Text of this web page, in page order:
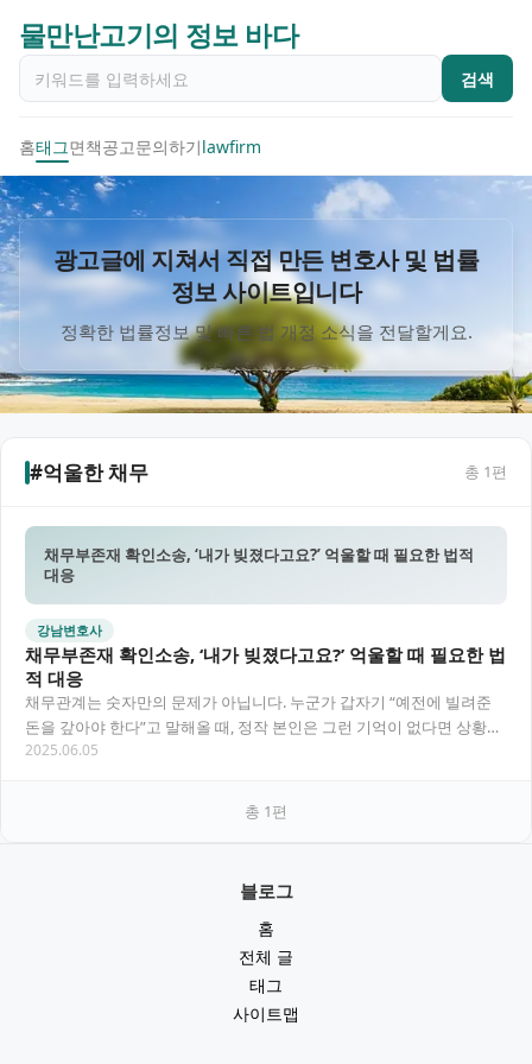
물만난고기의 정보 바다
검색
홈태그면책공고문의하기lawfirm
광고글에 지쳐서 직접 만든 변호사 및 법률
정보 사이트입니다
정확한 법률정보 및 빠른 법 개정 소식을 전달할게요.
#억울한 채무 총 1편
채무부존재 확인소송, ‘내가 빚졌다고요?’ 억울할 때 필요한 법적
대응
강남변호사
채무부존재 확인소송, ‘내가 빚졌다고요?’ 억울할 때 필요한 법
적 대응
채무관계는 숫자만의 문제가 아닙니다. 누군가 갑자기 “예전에 빌려준
돈을 갚아야 한다”고 말해올 때, 정작 본인은 그런 기억이 없다면 상황은
복잡해집니다. 그럴 땐 감정적으로 대응…
2025.06.05
총 1편
블로그
홈
전체 글
태그
사이트맵